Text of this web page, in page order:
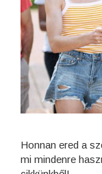
Honnan ered a
mi mindenre